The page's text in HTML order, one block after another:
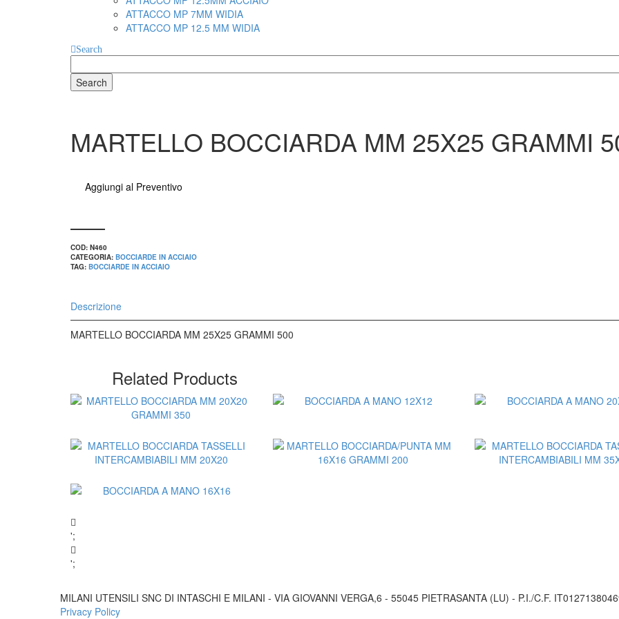
ATTACCO MP 7MM WIDIA
ATTACCO MP 12.5 MM WIDIA
Search
for
MARTELLO BOCCIARDA MM 25X25 GRAMMI
Aggiungi al Preventivo
COD: N460
CATEGORIA: BOCCIARDE IN ACCIAIO
TAG: BOCCIARDE IN ACCIAIO
Descrizione
MARTELLO BOCCIARDA MM 25X25 GRAMMI 500
Related Products
';
';
MILANI UTENSILI SNC DI INTASCHI E MILANI - VIA GIOVANNI VERGA,6 - 55045 PIETRASANTA (LU) - P.I./C.F.
Privacy Policy